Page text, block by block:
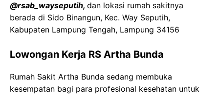
@rsab_wayseputih, dan lokasi rumah sakitnya
berada di Sido Binangun, Kec. Way Seputih,
Kabupaten Lampung Tengah, Lampung 34156
Lowongan Kerja RS Artha Bunda
Rumah Sakit Artha Bunda sedang membuka
kesempatan bagi para profesional kesehatan untuk